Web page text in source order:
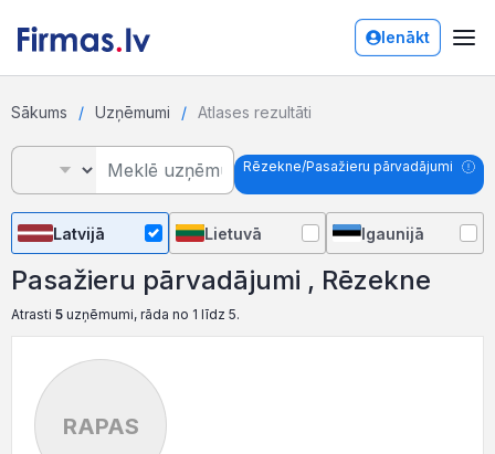
Ienākt
Sākums Uzņēmumi Atlases rezultāti
Rēzekne/Pasažieru pārvadājumi
Latvijā Lietuvā Igaunijā
Pasažieru pārvadājumi , Rēzekne
Atrasti 5 uzņēmumi, rāda no 1 līdz 5.
RAPAS